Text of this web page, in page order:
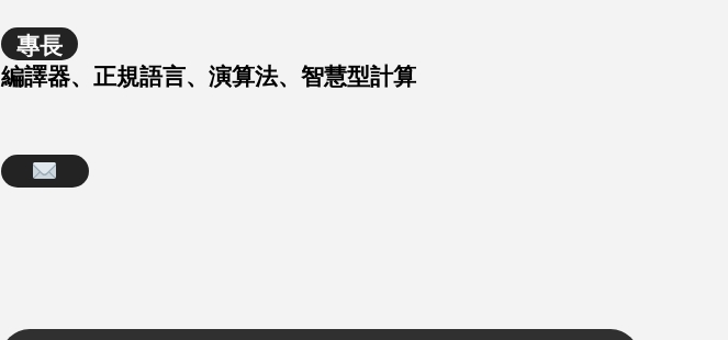
專長
編譯器、正規語言、演算法、智慧型計算